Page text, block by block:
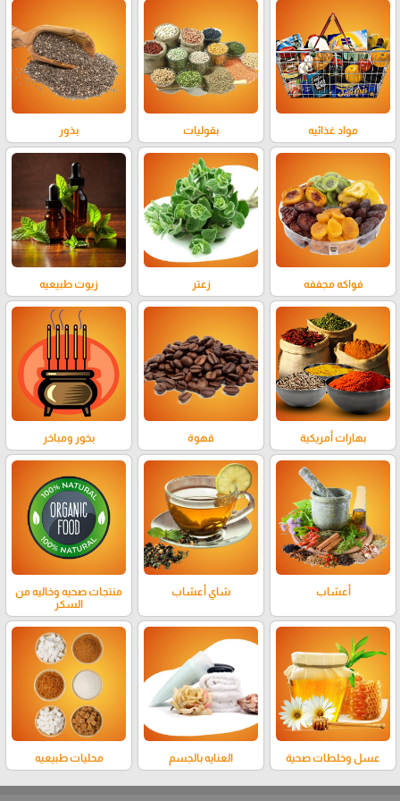
مواد غذائيه بقوليات بذور
فواكه مجففه زعتر زيوت طبيعيه
بهارات أمريكية قهوة بخور ومباخر
أعشاب شاي أعشاب
منتجات صحيه وخاليه من
السكر
عسل وخلطات صحية العنايه بالجسم محليات طبيعيه